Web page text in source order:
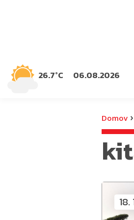
26.7°C 06.08.2026
Domov ›
18.